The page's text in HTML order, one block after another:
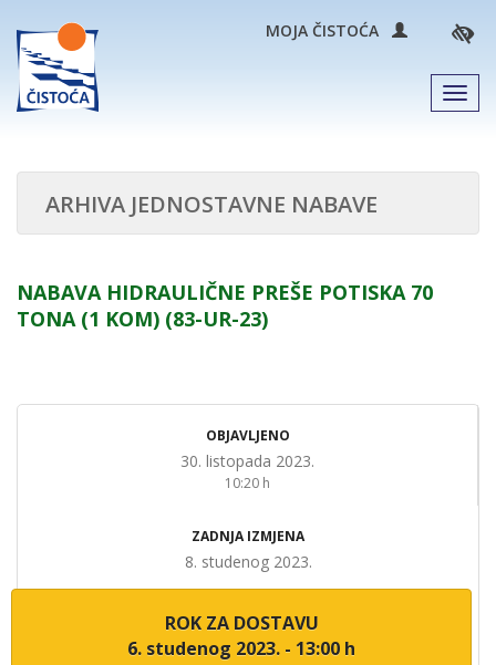
MOJA ČISTOĆA
ARHIVA JEDNOSTAVNE NABAVE
NABAVA HIDRAULIČNE PREŠE POTISKA 70
TONA (1 KOM) (83-UR-23)
OBJAVLJENO
30. listopada 2023.
10:20 h
ZADNJA IZMJENA
8. studenog 2023.
ROK ZA DOSTAVU
6. studenog 2023. - 13:00 h